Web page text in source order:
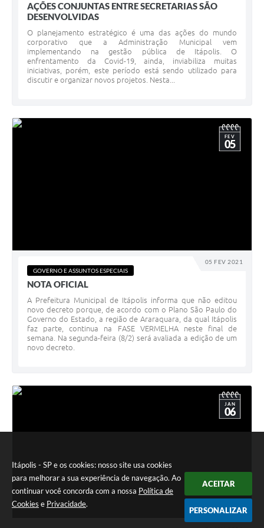
Itápolis - SP e os cookies: nosso site usa cookies
para melhorar a sua experiência de navegação. Ao
continuar você concorda com a nossa Política de
Cookies e Privacidade.
ACEITAR
PERSONALIZAR
AÇÕES CONJUNTAS ENTRE SECRETARIAS SÃO
DESENVOLVIDAS
O planejamento estratégico é uma das ações do mundo
corporativo que a Administração Municipal vem
implementando na gestão pública de Itápolis. O
enfrentamento da Covid-19, ainda, inviabiliza muitas
iniciativas, porém, este período está sendo utilizado para
discutir e organizar novos projetos. Nesta...
05 FEV 2021
FEV
05
GOVERNO E ASSUNTOS ESPECIAIS
NOTA OFICIAL
A Prefeitura Municipal de Itápolis informa que não editou
novo decreto porque, de acordo com o Plano São Paulo do
Governo do Estado, a região de Araraquara, da qual Itápolis
faz parte, continua na FASE VERMELHA neste final de
semana. Na segunda-feira (8/2) será avaliada a edição de um
novo decreto.
JAN
06